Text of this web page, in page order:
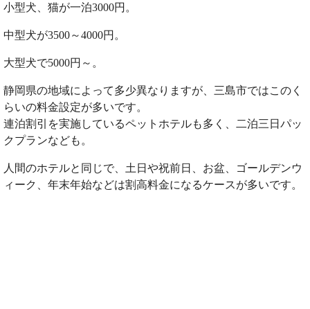
小型犬、猫が一泊3000円。
中型犬が3500～4000円。
大型犬で5000円～。
静岡県の地域によって多少異なりますが、三島市ではこのく
らいの料金設定が多いです。
連泊割引を実施しているペットホテルも多く、二泊三日パッ
クプランなども。
人間のホテルと同じで、土日や祝前日、お盆、ゴールデンウ
ィーク、年末年始などは割高料金になるケースが多いです。